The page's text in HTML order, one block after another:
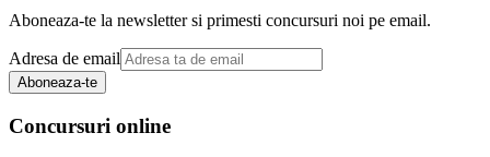
Aboneaza-te la newsletter si primesti concursuri noi pe email.
Adresa de email
Aboneaza-te
Concursuri online